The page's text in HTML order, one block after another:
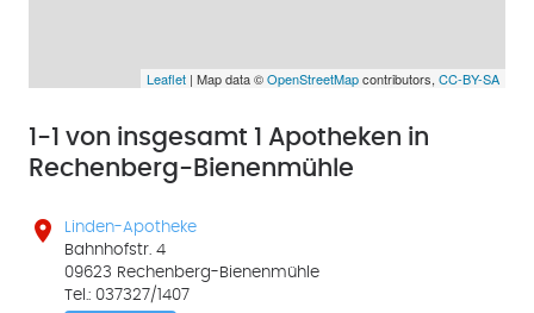
Leaflet | Map data ©OpenStreetMapcontributors,CC-BY-SA
1-1 von insgesamt 1 Apotheken in
Rechenberg-Bienenmühle

Linden-Apotheke
Bahnhofstr. 4
09623 Rechenberg-Bienenmühle
Tel.: 037327/1407